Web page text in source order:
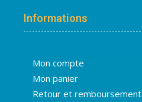
Informations
Mon compte
Mon panier
Retour et remboursement